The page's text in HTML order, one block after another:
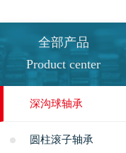
全部产品
Product center
深沟球轴承
圆柱滚子轴承